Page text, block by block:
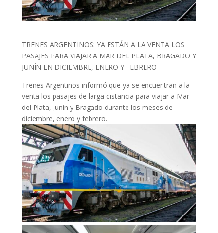
TRENES ARGENTINOS: YA ESTÁN A LA VENTA LOS
PASAJES PARA VIAJAR A MAR DEL PLATA, BRAGADO Y
JUNÍN EN DICIEMBRE, ENERO Y FEBRERO
Trenes Argentinos informó que ya se encuentran a la
venta los pasajes de larga distancia para viajar a Mar
del Plata, Junín y Bragado durante los meses de
diciembre, enero y febrero.